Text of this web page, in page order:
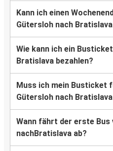
Kann ich einen
Gütersloh nach
Wie kann ich ein
Bratislava bezahlen?
Muss ich mein Busticket
Gütersloh nach
Wann fährt der erste Bus
nachBratislava ab?